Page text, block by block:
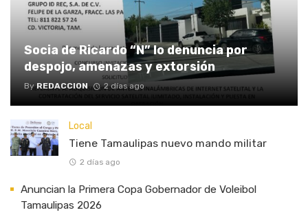
Socia de Ricardo “N” lo denuncia por
despojo, amenazas y extorsión
ByREDACCION 2 días ago
Local
Tiene Tamaulipas nuevo mando militar
2 días ago
Anuncian la Primera Copa Gobernador de Voleibol
Tamaulipas 2026